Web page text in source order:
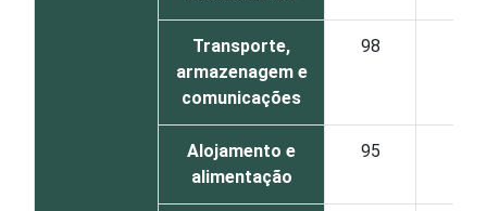
Transporte,
armazenagem e
comunicações
98
Alojamento e
alimentação
95